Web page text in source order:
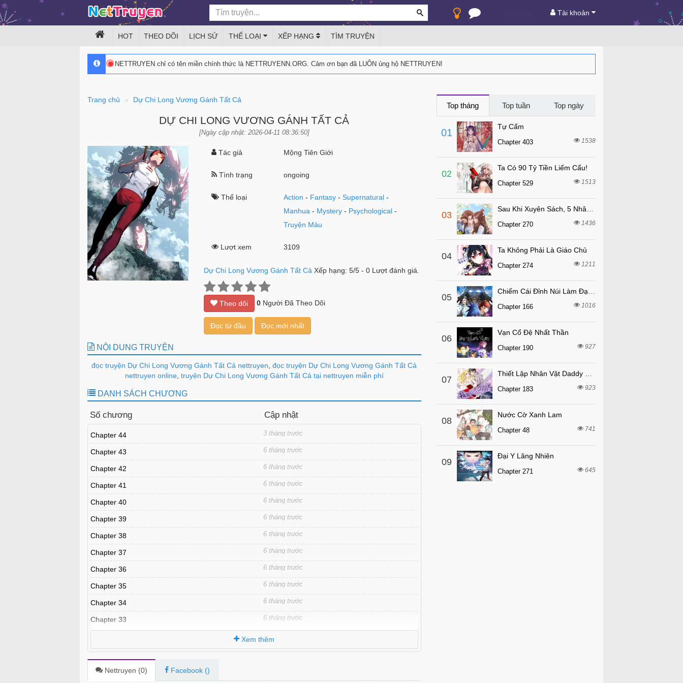
Tài khoản
HOT THEO DÕI LỊCH SỬ THỂ LOẠI XẾP HẠNG TÌM TRUYỆN
NETTRUYEN chỉ có tên miền chính thức là NETTRUYENN.ORG. Cảm ơn bạn đã LUÔN ủng hộ NETTRUYEN!
Trang chủ Dự Chi Long Vương Gánh Tất Cả
DỰ CHI LONG VƯƠNG GÁNH TẤT CẢ
[Ngày cập nhật: 2026-04-11 08:36:50]
Tác giả Mộng Tiên Giới
Tình trạng ongoing
Thể loại Action - Fantasy -Supernatural -
Manhua - Mystery - Psychological -
Truyện Màu
Lượt xem 3109
Dự Chi Long Vương Gánh Tất Cả Xếp hạng: 5/5- 0Lượt đánh giá.
Theo dõi 0Người Đã Theo Dõi
Đọc từ đầu Đọc mới nhất
NỘI DUNG TRUYỆN
đọc truyện Dự Chi Long Vương Gánh Tất Cả nettruyen đọc truyện Dự Chi Long Vương Gánh Tất Cả
nettruyen online, truyện Dự Chi Long Vương Gánh Tất Cả tại nettruyen miễn phí
DANH SÁCH CHƯƠNG
Số chương Cập nhật
Chapter 44 3 tháng trước
Chapter 43 6 tháng trước
Chapter 42 6 tháng trước
Chapter 41 6 tháng trước
Chapter 40 6 tháng trước
Chapter 39 6 tháng trước
Chapter 38 6 tháng trước
Chapter 37 6 tháng trước
Chapter 36 6 tháng trước
Chapter 35 6 tháng trước
Chapter 34 6 tháng trước
Chapter 33 6 tháng trước
Chapter 31 6 tháng trước
Chapter 30
Xem thêm
Nettruyen (0) Facebook ()
Top tháng Top tuần Top ngày
01
Tự Cẩm
Chapter 403 1538
02
Ta Có 90 Tỷ Tiền Liếm Cẩu!
Chapter 529 1513
03
Chapter 270 1436
04
Ta Không Phải Là Giáo Chủ
Chapter 274 1211
05
Chapter 166 1016
06
Vạn Cổ Đệ Nhất Thần
Chapter 190 927
07
Chapter 183 923
08
Nước Cờ Xanh Lam
Chapter 48 741
09
Đại Y Lăng Nhiên
Chapter 271 645